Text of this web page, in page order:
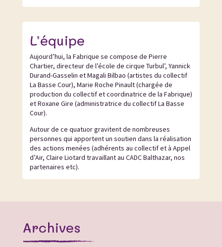
L’équipe
Aujourd’hui, la Fabrique se compose de Pierre
Chartier, directeur de l’école de cirque Turbul’, Yannick
Durand-Gasselin et Magali Bilbao (artistes du collectif
La Basse Cour), Marie Roche Pinault (chargée de
production du collectif et coordinatrice de la Fabrique)
et Roxane Gire (administratrice du collectif La Basse
Cour).
Autour de ce quatuor gravitent de nombreuses
personnes qui apportent un soutien dans la réalisation
des actions menées (adhérents au collectif et à Appel
d’Air, Claire Liotard travaillant au CADC Balthazar, nos
partenaires etc).
Archives